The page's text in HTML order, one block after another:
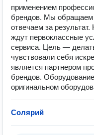
применением
брендов. Мы обращаем
отвечаем за
ждут первоклассные
сервиса. Цель —
чувствовали себя
является партнером
брендов.
оригинальном
Солярий